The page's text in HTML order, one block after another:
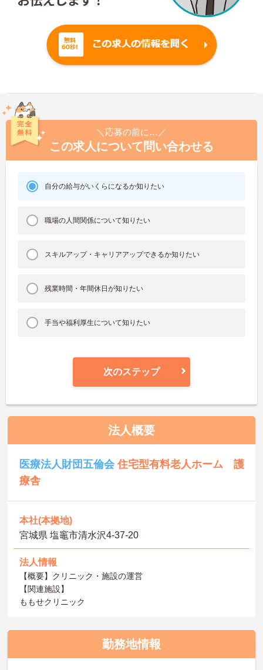
＼応募の前に…／
この求人について問い合わせる
自分の給与がいくらになるか知りたい
職場の人間関係について知りたい
スキルアップ・キャリアアップできるか知りたい
残業時間・年間休日が知りたい
手当や福利厚生について知りたい
次のステップ
法人概要
医療法人財団五倫会住宅型有料老人ホーム 護
療舎
本社(本拠地)
宮城県 塩竈市清水沢4‐37‐20
法人情報
【概要】クリニック・施設の運営
【関連施設】
ももせクリニック
勤務地情報